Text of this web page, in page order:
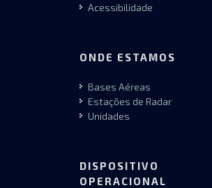
Acessibilidade
ONDE ESTAMOS
Bases Aéreas
Estações de Radar
Unidades
DISPOSITIVO
OPERACIONAL